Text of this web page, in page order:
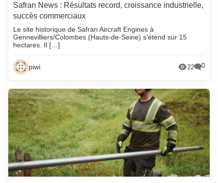
Safran News : Résultats record, croissance industrielle,
succès commerciaux
Le site historique de Safran Aircraft Engines à
Gennevilliers/Colombes (Hauts-de-Seine) s’étend sur 15
hectares. Il […]
piwi 22 0